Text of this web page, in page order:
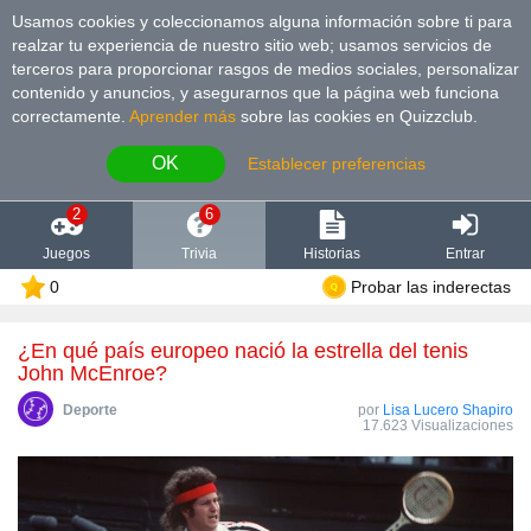
Usamos cookies y coleccionamos alguna información sobre ti para
realzar tu experiencia de nuestro sitio web; usamos servicios de
terceros para proporcionar rasgos de medios sociales, personalizar
contenido y anuncios, y asegurarnos que la página web funciona
correctamente. Aprender más sobre las cookies en Quizzclub.
OK Establecer preferencias
2
Juegos
6
Trivia Historias Entrar
0 Probar las inderectas
¿En qué país europeo nació la estrella del tenis
John McEnroe?
Deporte por Lisa Lucero Shapiro
17.623 Visualizaciones